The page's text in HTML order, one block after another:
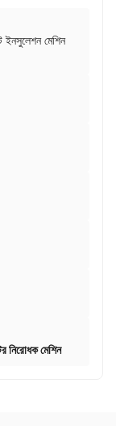
ইনসুলেশন মেশিন
নিরোধক মেশিন